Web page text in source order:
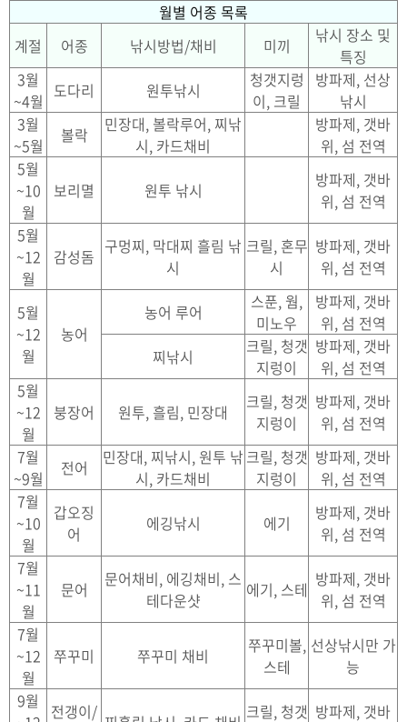
월별 어종 목록
계절
어종 낚시방법/채비 미끼
낚시 장소 및
특징
3월
~4월 도다리 원투낚시
청갯지렁
이, 크릴
방파제, 선상
낚시
3월
~5월
볼락
민장대, 볼락루어, 찌낚
시, 카드채비
방파제, 갯바
위, 섬 전역
5월
~10
월
보리멸 원투 낚시
방파제, 갯바
위, 섬 전역
5월
~12
월
감성돔 구멍찌, 막대찌 흘림 낚
시
크릴, 혼무
시
방파제, 갯바
위, 섬 전역
5월
~12
월
농어
농어 루어
스푼, 웜,
미노우
방파제, 갯바
위, 섬 전역
찌낚시
크릴, 청갯
지렁이
방파제, 갯바
위, 섬 전역
5월
~12
월
붕장어 원투, 흘림, 민장대
크릴, 청갯
지렁이
방파제, 갯바
위, 섬 전역
7월
~9월
전어
민장대, 찌낚시, 원투 낚
시, 카드채비
크릴, 청갯
지렁이
방파제, 갯바
위, 섬 전역
7월
~10
월
갑오징
어
에깅낚시 에기
방파제, 갯바
위, 섬 전역
7월
~11
월
문어
문어채비, 에깅채비, 스
테다운샷
에기, 스테 방파제, 갯바
위, 섬 전역
7월
~12
월
쭈꾸미 쭈꾸미 채비
쭈꾸미볼,
스테
선상낚시만 가
능
9월
전갱이/
크릴, 청갯 방파제, 갯바